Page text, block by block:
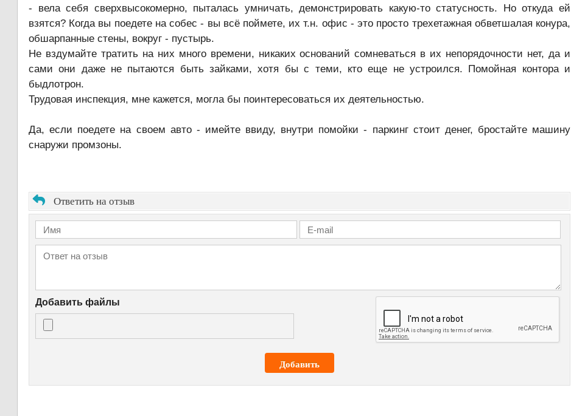
- вела себя сверхвысокомерно, пыталась умничать, демонстрировать какую-то статусность. Но откуда ей
взятся? Когда вы поедете на собес - вы всё поймете, их т.н. офис - это просто трехетажная обветшалая конура,
обшарпанные стены, вокруг - пустырь.
Не вздумайте тратить на них много времени, никаких оснований сомневаться в их непорядочности нет, да и
сами они даже не пытаются быть зайками, хотя бы с теми, кто еще не устроился. Помойная контора и
быдлотрон.
Трудовая инспекция, мне кажется, могла бы поинтересоваться их деятельностью.
Да, если поедете на своем авто - имейте ввиду, внутри помойки - паркинг стоит денег, бростайте машину
снаружи промзоны.
Ответить на отзыв
Добавить файлы
Добавить